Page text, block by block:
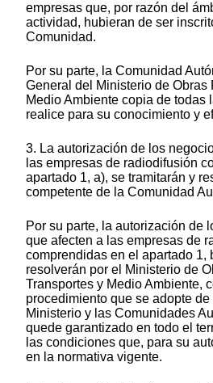
empresas que, por razón del
actividad, hubieran de ser
Comunidad.
Por su parte, la Comunidad
General del Ministerio de Obras
Medio Ambiente copia de todas
realice para su conocimiento y
3. La autorización de los
las empresas de radiodifusión
apartado 1, a), se tramitarán y
competente de la Comunidad
Por su parte, la autorización de
que afecten a las empresas de
comprendidas en el apartado 1,
resolverán por el Ministerio de
Transportes y Medio Ambiente,
procedimiento que se adopte
Ministerio y las Comunidades
quede garantizado en todo el
las condiciones que, para su
en la normativa vigente.